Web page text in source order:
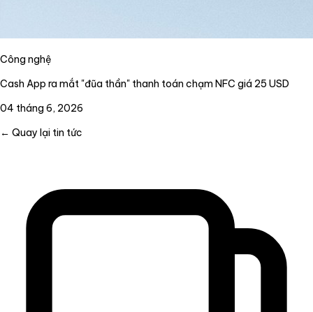
Công nghệ
Cash App ra mắt "đũa thần" thanh toán chạm NFC giá 25 USD
04 tháng 6, 2026
← Quay lại tin tức